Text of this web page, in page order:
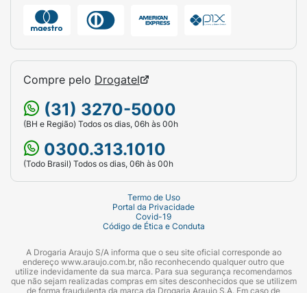
Compre pelo Drogatel
(31) 3270-5000
(BH e Região) Todos os dias, 06h às 00h
0300.313.1010
(Todo Brasil) Todos os dias, 06h às 00h
Termo de Uso
Portal da Privacidade
Covid-19
Código de Ética e Conduta
A Drogaria Araujo S/A informa que o seu site oficial corresponde ao
endereço www.araujo.com.br, não reconhecendo qualquer outro que
utilize indevidamente da sua marca. Para sua segurança recomendamos
que não sejam realizadas compras em sites desconhecidos que se utilizem
de forma fraudulenta da marca da Drogaria Araujo S.A. Em caso de